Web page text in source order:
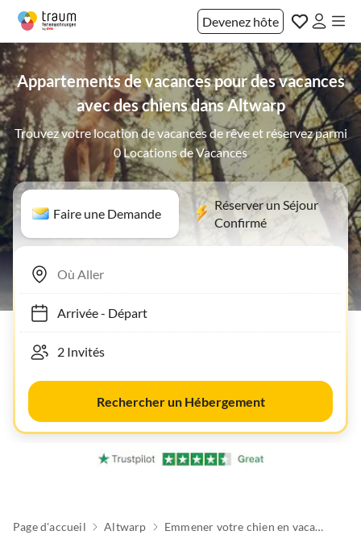
Devenez hôte
Appartements de vacances pour des vacances
avec des chiens dans Altwarp
Trouvez votre location de vacances de rêve et réservez parmi
0 Locations de Vacances
Faire une Demande
Réserver un Séjour
Confirmé
Arrivée- Départ
Rechercher un Hébergement
Page d'accueil Altwarp Emmener votre chien en vacances